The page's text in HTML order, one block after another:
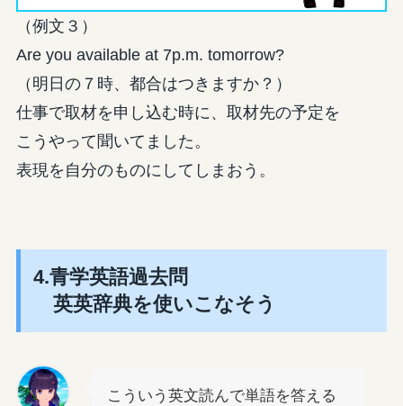
（例文３）
Are you available at 7p.m. tomorrow?
（明日の７時、都合はつきますか？）
仕事で取材を申し込む時に、取材先の予定を
こうやって聞いてました。
表現を自分のものにしてしまおう。
4.青学英語過去問
英英辞典を使いこなそう
こういう英文読んで単語を答える